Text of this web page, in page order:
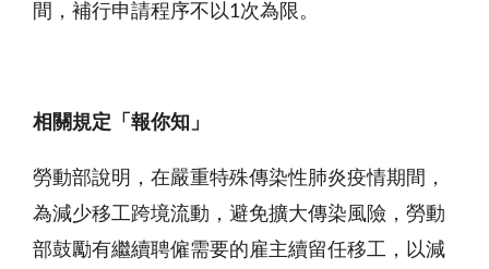
間，補行申請程序不以1次為限。
相關規定「報你知」
勞動部說明，在嚴重特殊傳染性肺炎疫情期間，
為減少移工跨境流動，避免擴大傳染風險，勞動
部鼓勵有繼續聘僱需要的雇主續留任移工，以減